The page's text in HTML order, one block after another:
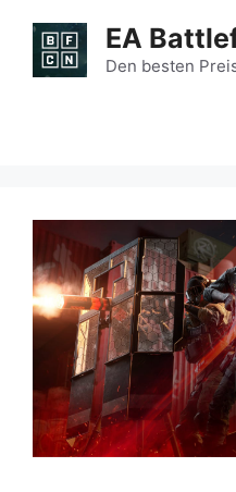
Inhalt
springen
EA
Den besten